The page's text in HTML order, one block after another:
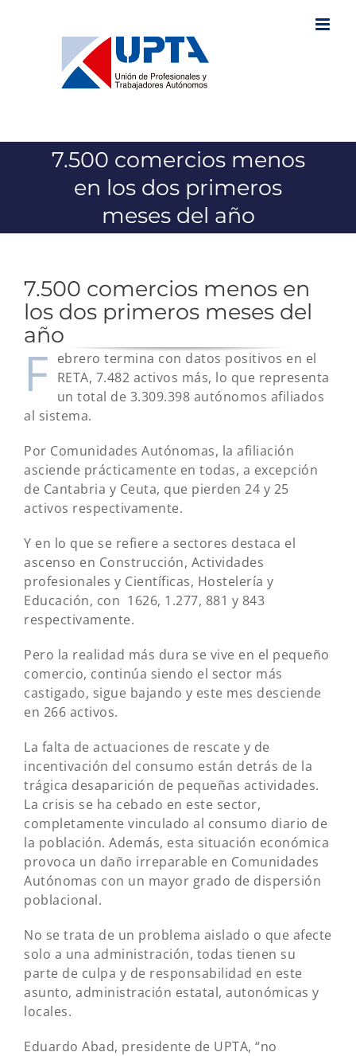
7.500 comercios menos
en los dos primeros
meses del año
7.500 comercios menos en
los dos primeros meses del
año
F ebrero termina con datos positivos en el
RETA, 7.482 activos más, lo que representa
un total de 3.309.398 autónomos afiliados
al sistema.
Por Comunidades Autónomas, la afiliación
asciende prácticamente en todas, a excepción
de Cantabria y Ceuta, que pierden 24 y 25
activos respectivamente.
Y en lo que se refiere a sectores destaca el
ascenso en Construcción, Actividades
profesionales y Científicas, Hostelería y
Educación, con 1626, 1.277, 881 y 843
respectivamente.
Pero la realidad más dura se vive en el pequeño
comercio, continúa siendo el sector más
castigado, sigue bajando y este mes desciende
en 266 activos.
La falta de actuaciones de rescate y de
incentivación del consumo están detrás de la
trágica desaparición de pequeñas actividades.
La crisis se ha cebado en este sector,
completamente vinculado al consumo diario de
la población. Además, esta situación económica
provoca un daño irreparable en Comunidades
Autónomas con un mayor grado de dispersión
poblacional.
No se trata de un problema aislado o que afecte
solo a una administración, todas tienen su
parte de culpa y de responsabilidad en este
asunto, administración estatal, autonómicas y
locales.
Eduardo Abad, presidente de UPTA, “no